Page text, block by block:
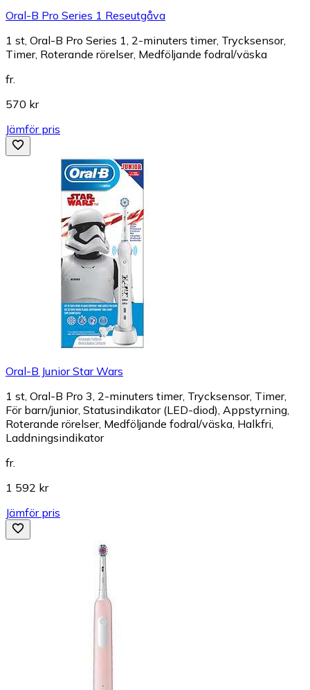
Oral-B Pro Series 1 Reseutgåva
1 st, Oral-B Pro Series 1, 2-minuters timer, Trycksensor,
Timer, Roterande rörelser, Medföljande fodral/väska
fr.
570 kr
Jämför pris
Oral-B Junior Star Wars
1 st, Oral-B Pro 3, 2-minuters timer, Trycksensor, Timer,
För barn/junior, Statusindikator (LED-diod), Appstyrning,
Roterande rörelser, Medföljande fodral/väska, Halkfri,
Laddningsindikator
fr.
1 592 kr
Jämför pris